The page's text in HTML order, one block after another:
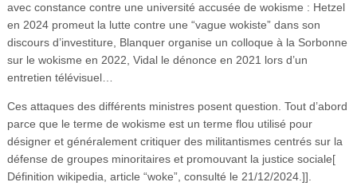
avec constance contre une université accusée de wokisme : Hetzel
en 2024 promeut la lutte contre une “vague wokiste” dans son
discours d’investiture, Blanquer organise un colloque à la Sorbonne
sur le wokisme en 2022, Vidal le dénonce en 2021 lors d’un
entretien télévisuel…
Ces attaques des différents ministres posent question. Tout d’abord
parce que le terme de wokisme est un terme flou utilisé pour
désigner et généralement critiquer des militantismes centrés sur la
défense de groupes minoritaires et promouvant la justice sociale[
Définition wikipedia, article “woke”, consulté le 21/12/2024.]].